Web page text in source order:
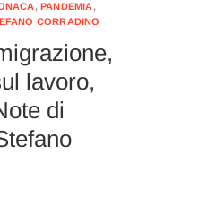
,PANDEMIA,
CORRADINO
lavoro,
di